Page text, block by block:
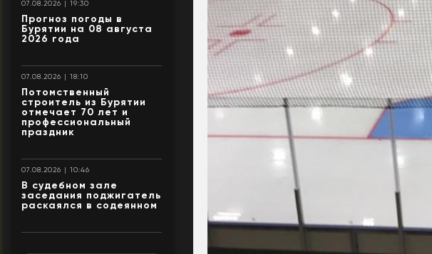
07.08.2026 | 19:30
Прогноз погоды в
Бурятии на 08 августа
2026 года
07.08.2026 | 18:10
Потомственный
строитель из Бурятии
отмечает 70 лет и
профессиональный
праздник
07.08.2026 | 10:46
В судебном зале
заседания поджигатель
раскаялся в содеянном